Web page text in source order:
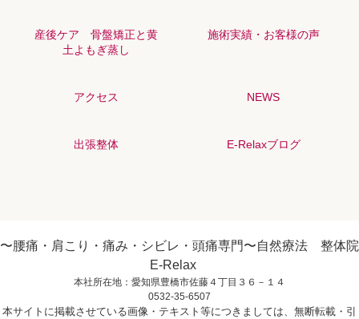
産後ケア 骨盤矯正と黄
土よもぎ蒸し
施術実績・お客様の声
アクセス NEWS
出張整体 E-Relaxブログ
〜腰痛・肩こり・痛み・シビレ・頭痛専門〜自然療法 整体院
E-Relax
本社所在地：愛知県豊橋市佐藤４丁目３６－１４
0532-35-6507
本サイトに掲載させている画像・テキスト等につきましては、無断転載・引